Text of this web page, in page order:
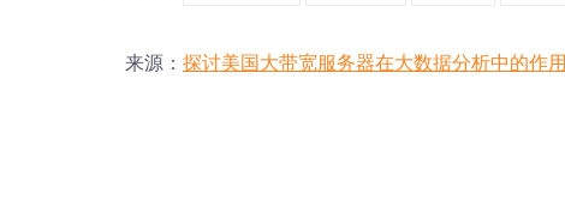
来源： 探讨美国大带宽服务器在大数据分析中的作用